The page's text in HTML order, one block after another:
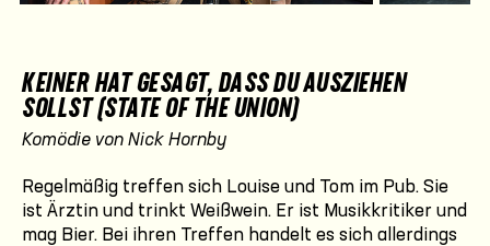
KEINER HAT GESAGT, DASS DU AUSZIEHEN
SOLLST (STATE OF THE UNION)
Komödie von Nick Hornby
Regelmäßig treffen sich Louise und Tom im Pub. Sie
ist Ärztin und trinkt Weißwein. Er ist Musikkritiker und
mag Bier. Bei ihren Treffen handelt es sich allerdings